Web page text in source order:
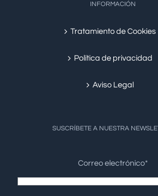
INFORMACIÓN
Tratamiento de Cookies
Política de privacidad
Aviso Legal
SUSCRÍBETE A NUESTRA
Correo electrónico*